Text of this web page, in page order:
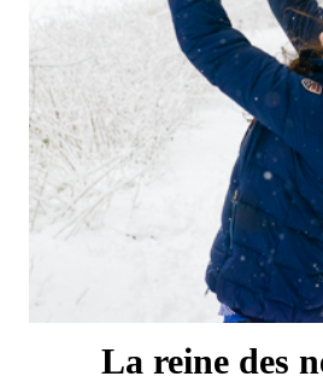
La reine des